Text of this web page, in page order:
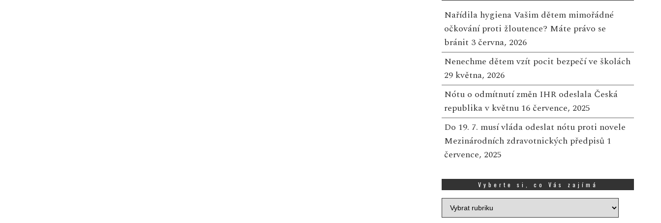
Nařídila hygiena Vašim dětem mimořádné
očkování proti žloutence? Máte právo se
bránit 3 června, 2026
Nenechme dětem vzít pocit bezpečí ve školách
29 května, 2026
Nótu o odmítnutí změn IHR odeslala Česká
republika v květnu 16 července, 2025
Do 19. 7. musí vláda odeslat nótu proti novele
Mezinárodních zdravotnických předpisů 1
července, 2025
Vyberte si, co Vás zajímá
Vyberte
si,